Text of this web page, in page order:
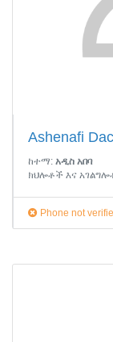
Ashenafi
ከተማ: አዲስ አበባ
ክህሎቶች እና
Phone not